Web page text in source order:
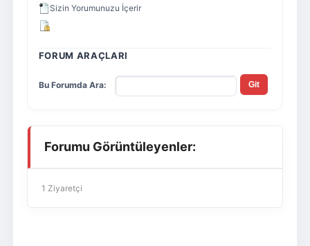
Sizin Yorumunuzu İçerir
FORUM ARAÇLARI
Bu Forumda Ara:
Forumu Görüntüleyenler:
1 Ziyaretçi